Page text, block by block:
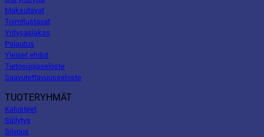
Maksutavat
Toimitustavat
Yritysasiakas
Palautus
Yleiset ehdot
Tietosuojaseloste
Saavutettavuusseloste
TUOTERYHMÄT
Kalusteet
Säilytys
Siivous